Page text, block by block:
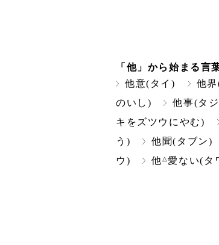
「他」から始まる言
他意(タイ)
他
のいし)
他事(タ
キをズツウにやむ)
う)
他聞(タブン)
ウ)
他 △愛ない(タ